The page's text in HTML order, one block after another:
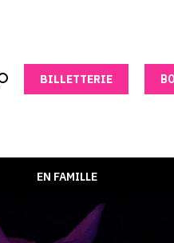
BILLETTERIE
EN FAMILLE